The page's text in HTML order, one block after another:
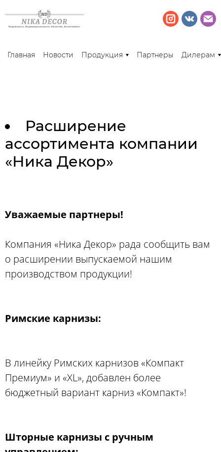
Главная Новости Продукция Партнеры Дилерам
Расширение
ассортимента компании
«Ника Декор»
Уважаемые партнеры!
Компания «Ника Декор» рада сообщить вам
о расширении выпускаемой нашим
производством продукции!
Римские карнизы:
В линейку Римских карнизов «Компакт
Премиум» и «XL», добавлен более
бюджетный вариант карниз «Компакт»!
Шторные карнизы с ручным